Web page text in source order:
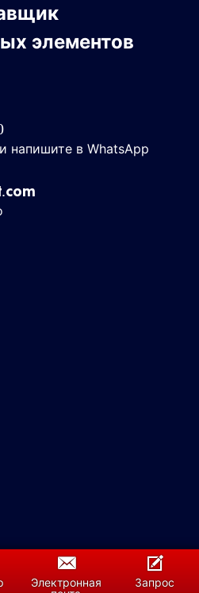
элементов
напишите в WhatsApp
Электронная
Запрос